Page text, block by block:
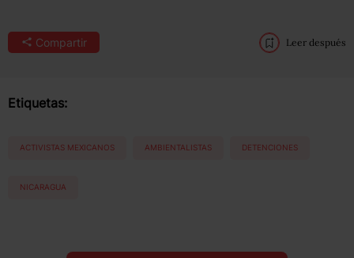
Compartir Leer después
Etiquetas:
ACTIVISTAS MEXICANOS AMBIENTALISTAS DETENCIONES
NICARAGUA